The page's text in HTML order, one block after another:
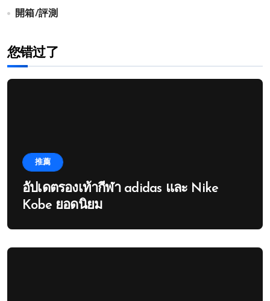
開箱/評測
您错过了
推薦
อัปเดตรองเท้ากีฬา adidas และ Nike
Kobe ยอดนิยม